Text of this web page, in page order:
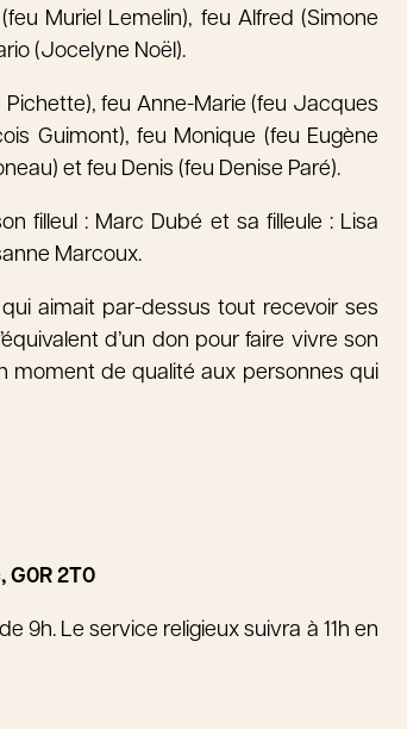
Muriel Lemelin), feu Alfred (Simone
(Jocelyne Noël).
feu Anne-Marie (feu Jacques
Guimont), feu Monique (feu Eugène
et feu Denis (feu Denise Paré).
filleul : Marc Dubé et sa filleule : Lisa
Marcoux.
aimait par-dessus tout recevoir ses
d’un don pour faire vivre son
moment de qualité aux personnes qui
G0R 2T0
9h. Le service religieux suivra à 11h en